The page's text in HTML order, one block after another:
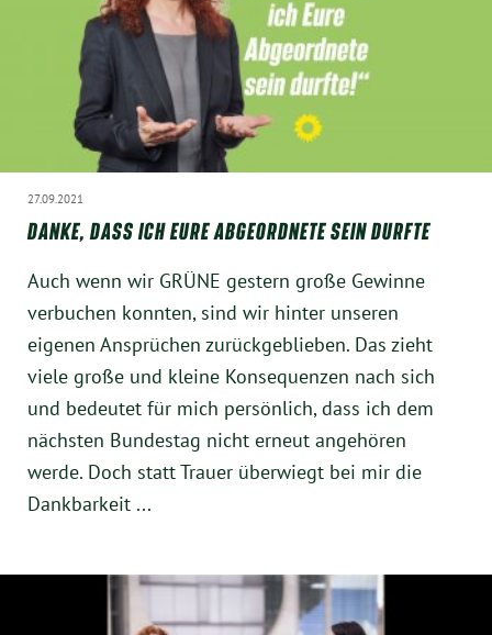
27.09.2021
DANKE, DASS ICH EURE ABGEORDNETE SEIN DURFTE
Auch wenn wir GRÜNE gestern große Gewinne
verbuchen konnten, sind wir hinter unseren
eigenen Ansprüchen zurückgeblieben. Das zieht
viele große und kleine Konsequenzen nach sich
und bedeutet für mich persönlich, dass ich dem
nächsten Bundestag nicht erneut angehören
werde. Doch statt Trauer überwiegt bei mir die
Dankbarkeit ...